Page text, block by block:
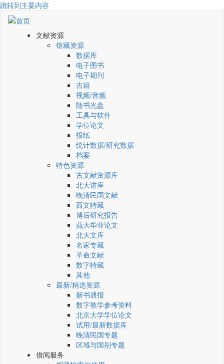
跳转到主要内容
文献资源
馆藏资源
数据库
电子图书
电子期刊
古籍
视频/音频
随书光盘
工具与软件
学位论文
报纸
统计数据/研究数据
档案
特色资源
古文献资源库
北大讲座
晚清民国文献
西文特藏
博后研究报告
燕大毕业论文
北大文库
名家专藏
革命文献
数字特藏
其他
最新/精选资源
新书通报
数字教学参考资料
北京大学学位论文
试用/最新数据库
晚清民国专题
区域与国别专题
借阅服务